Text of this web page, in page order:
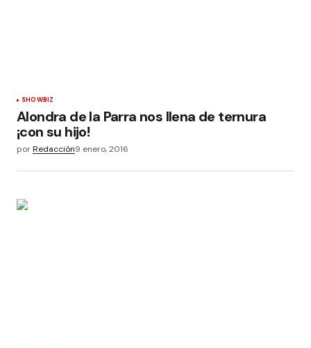
SHOWBIZ
Alondra de la Parra nos llena de ternura
¡con su hijo!
porRedacción9 enero, 2016